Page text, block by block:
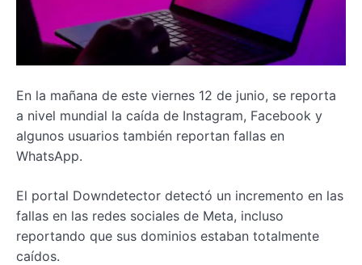
En la mañana de este viernes 12 de junio, se reporta
a nivel mundial la caída de Instagram, Facebook y
algunos usuarios también reportan fallas en
WhatsApp.
El portal Downdetector detectó un incremento en las
fallas en las redes sociales de Meta, incluso
reportando que sus dominios estaban totalmente
caídos.